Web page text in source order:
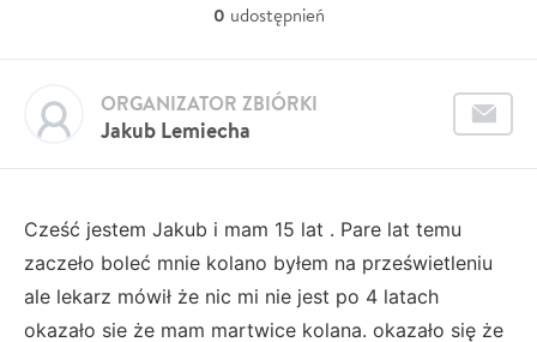
0 udostępnień
Jakub Lemiecha
ORGANIZATOR ZBIÓRKI
Cześć jestem Jakub i mam 15 lat . Pare lat temu
zaczeło boleć mnie kolano byłem na prześwietleniu
ale lekarz mówił że nic mi nie jest po 4 latach
okazało sie że mam martwice kolana. okazało się że